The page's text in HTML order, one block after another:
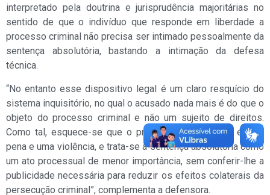
interpretado pela doutrina e jurisprudência majoritárias no
sentido de que o indivíduo que responde em liberdade a
processo criminal não precisa ser intimado pessoalmente da
sentença absolutória, bastando a intimação da defesa
técnica.
“No entanto esse dispositivo legal é um claro resquício do
sistema inquisitório, no qual o acusado nada mais é do que o
objeto do processo criminal e não um sujeito de direitos.
Como tal, esquece-se que o processo por si só já é uma
pena e uma violência, e trata-se a sentença absolutória como
um ato processual de menor importância, sem conferir-lhe a
publicidade necessária para reduzir os efeitos colaterais da
persecução criminal”, complementa a defensora.